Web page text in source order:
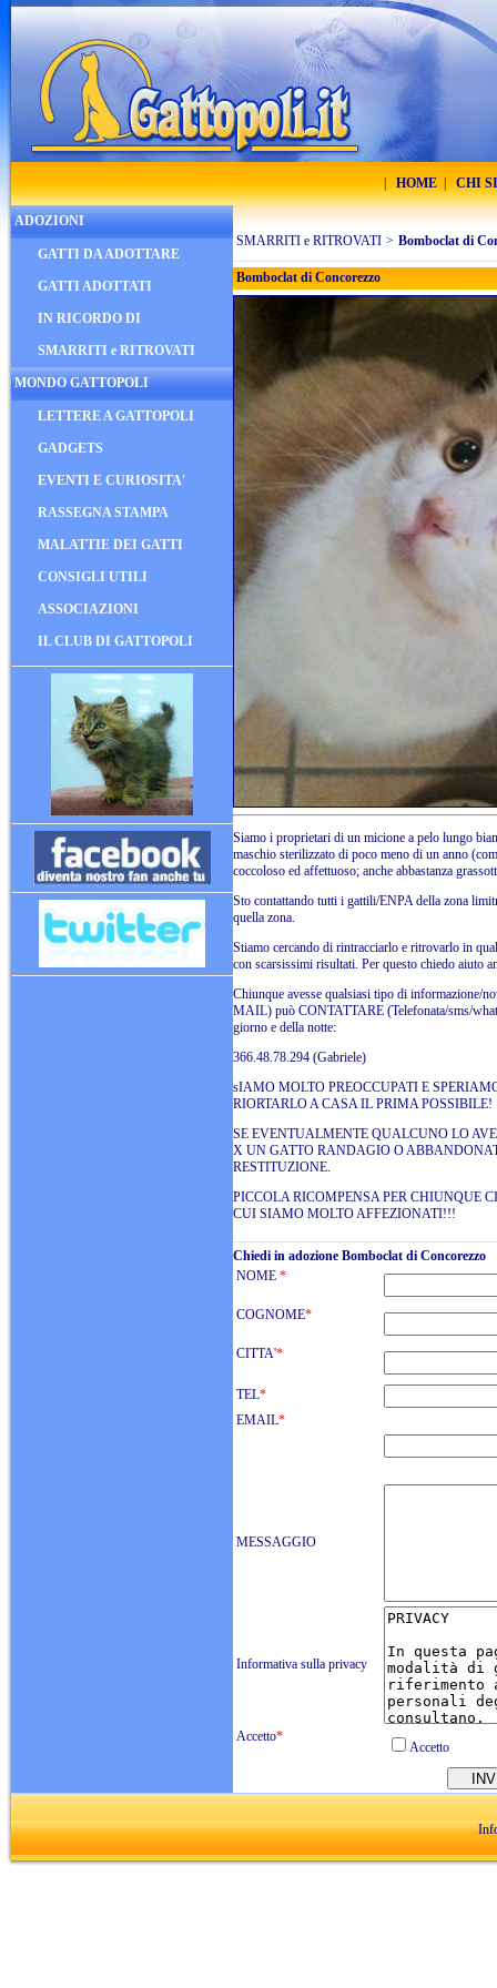
HOME CHI
ADOZIONI
GATTI DA ADOTTARE
GATTI ADOTTATI
IN RICORDO DI
SMARRITI e RITROVATI
MONDO GATTOPOLI
LETTERE A GATTOPOLI
GADGETS
EVENTI E CURIOSITA'
RASSEGNA STAMPA
MALATTIE DEI GATTI
CONSIGLI UTILI
ASSOCIAZIONI
IL CLUB DI GATTOPOLI
SMARRITI e RITROVATI > Bomboclat di
Bomboclat di Concorezzo
Siamo i proprietari di un micione a pelo lungo
maschio sterilizzato di poco meno di un anno
coccoloso ed affettuoso; anche abbastanza
Sto contattando tutti i gattili/ENPA della zona
quella zona.
Stiamo cercando di rintracciarlo e ritrovarlo in
con scarsissimi risultati. Per questo chiedo aiuto
Chiunque avesse qualsiasi tipo di
MAIL) può CONTATTARE (Telefonata/sms/
giorno e della notte:
366.48.78.294 (Gabriele)
sIAMO MOLTO PREOCCUPATI E
RIORTARLO A CASA IL PRIMA POSSIBILE!
SE EVENTUALMENTE QUALCUNO LO
X UN GATTO RANDAGIO O
RESTITUZIONE.
PICCOLA RICOMPENSA PER CHIUNQUE
CUI SIAMO MOLTO AFFEZIONATI!!!
Chiedi in adozione Bomboclat di Concorezzo
NOME *
COGNOME*
CITTA'*
TEL*
EMAIL*
MESSAGGIO
Informativa sulla privacy
Accetto*
Accetto